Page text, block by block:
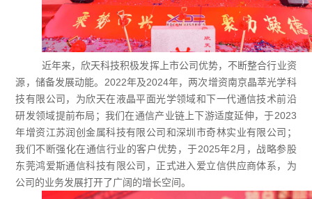
近年来，欣天科技积极发挥上市公司优势，不断整合行业资
源，储备发展动能。 2022年及2024年，两次增资南京晶萃光学科
技有限公司，为欣天在液晶平面光学领域和下一代通信技术前沿
研发领域提前布局；我们在通信产业链上下游适度延伸，于2023
年增资江苏润创金属科技有限公司和深圳市奇林实业有限公司；
我们不断强化在通信行业的客户优势，于2025年2月，战略参股
东莞鸿爱斯通信科技有限公司，正式进入爱立信供应商体系，为
公司的业务发展打开了广阔的增长空间。